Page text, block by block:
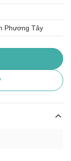
Phương Tây